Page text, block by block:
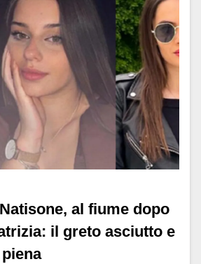
al fiume dopo
il greto asciutto e